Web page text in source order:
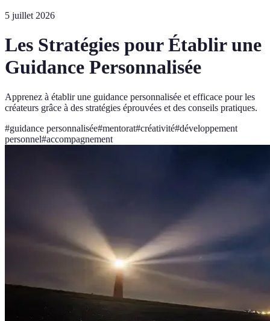
5 juillet 2026
Les Stratégies pour Établir une
Guidance Personnalisée
Apprenez à établir une guidance personnalisée et efficace pour les
créateurs grâce à des stratégies éprouvées et des conseils pratiques.
#guidance personnalisée#mentorat#créativité#développement
personnel#accompagnement